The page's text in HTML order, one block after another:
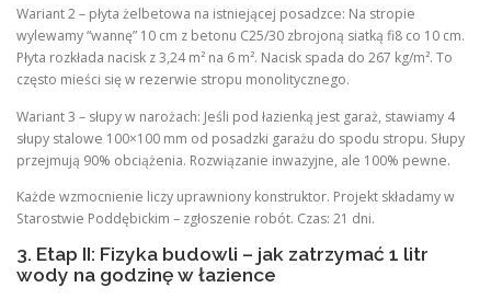
Wariant 2 – płyta żelbetowa na istniejącej posadzce: Na stropie
wylewamy “wannę” 10 cm z betonu C25/30 zbrojoną siatką fi8 co 10 cm.
Płyta rozkłada nacisk z 3,24 m² na 6 m². Nacisk spada do 267 kg/m². To
często mieści się w rezerwie stropu monolitycznego.
Wariant 3 – słupy w narożach: Jeśli pod łazienką jest garaż, stawiamy 4
słupy stalowe 100×100 mm od posadzki garażu do spodu stropu. Słupy
przejmują 90% obciążenia. Rozwiązanie inwazyjne, ale 100% pewne.
Każde wzmocnienie liczy uprawniony konstruktor. Projekt składamy w
Starostwie Poddębickim – zgłoszenie robót. Czas: 21 dni.
3. Etap II: Fizyka budowli – jak zatrzymać 1 litr
wody na godzinę w łazience